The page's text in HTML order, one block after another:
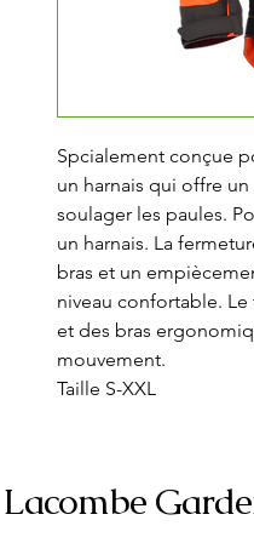
Spcialement conçue
un harnais qui offre
soulager les paules.
un harnais. La
bras et un
niveau confortable. Le
et des bras
mouvement.
Taille S-XXL
Lacombe